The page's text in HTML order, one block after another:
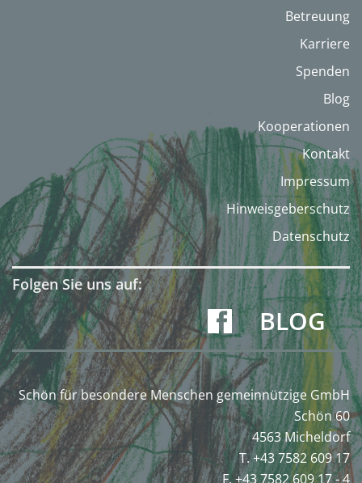
Betreuung
Karriere
Spenden
Blog
Kooperationen
Kontakt
Impressum
Hinweisgeberschutz
Datenschutz
Folgen Sie uns auf:
BLOG
Schön für besondere Menschen gemeinnützige GmbH
Schön 60
4563 Micheldorf
T. +43 7582 609 17
F. +43 7582 609 17 - 4